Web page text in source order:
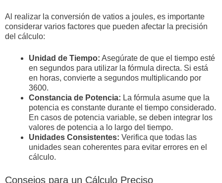
Al realizar la conversión de vatios a joules, es importante
considerar varios factores que pueden afectar la precisión
del cálculo:
Unidad de Tiempo: Asegúrate de que el tiempo esté
en segundos para utilizar la fórmula directa. Si está
en horas, convierte a segundos multiplicando por
3600.
Constancia de Potencia: La fórmula asume que la
potencia es constante durante el tiempo considerado.
En casos de potencia variable, se deben integrar los
valores de potencia a lo largo del tiempo.
Unidades Consistentes: Verifica que todas las
unidades sean coherentes para evitar errores en el
cálculo.
Consejos para un Cálculo Preciso